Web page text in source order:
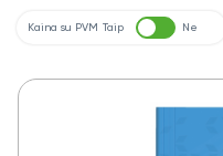
Kaina su PVM Taip Ne